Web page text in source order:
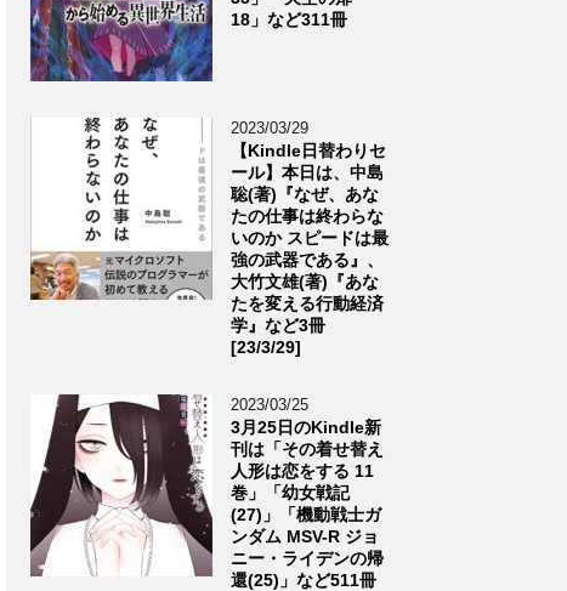
18」など311冊
2023/03/29
【Kindle日替わりセ
ール】本日は、中島
聡(著)『なぜ、あな
たの仕事は終わらな
いのか スピードは最
強の武器である』、
大竹文雄(著)『あな
たを変える行動経済
学』など3冊
[23/3/29]
2023/03/25
3月25日のKindle新
刊は「その着せ替え
人形は恋をする 11
巻」「幼女戦記
(27)」「機動戦士ガ
ンダム MSV-R ジョ
ニー・ライデンの帰
還(25)」など511冊